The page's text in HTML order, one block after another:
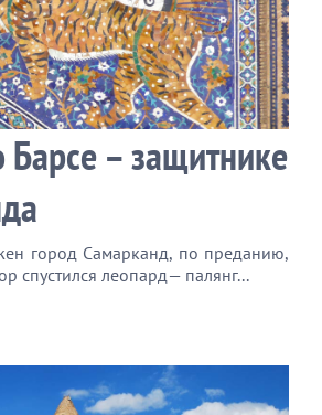
Барсе – защитнике
город Самарканд, по преданию,
спустился леопард— палянг...